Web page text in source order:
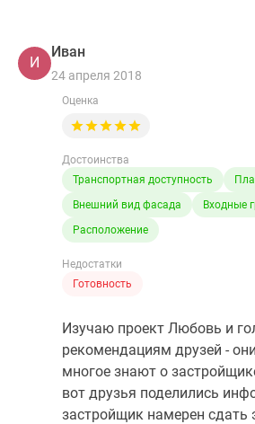
И
Иван
24 апреля 2018
Оценка
Достоинства
Транспортная доступность
Внешний вид фасада
Входные
Расположение
Недостатки
Готовность
Изучаю проект Любовь и
рекомендациям друзей -
многое знают о
вот друзья поделились
застройщик намерен сдать